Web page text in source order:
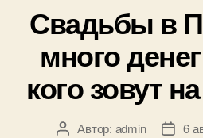
Свадьбы в
много
кого зовут
АвторАвтор: admin
Дата
6